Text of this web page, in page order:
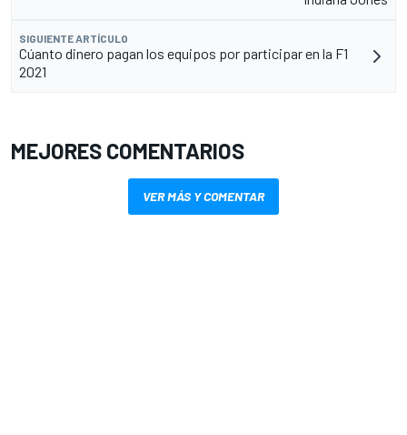
SIGUIENTE ARTÍCULO
Cúanto dinero pagan los equipos por participar en la F1
2021
MEJORES COMENTARIOS
VER MÁS Y COMENTAR